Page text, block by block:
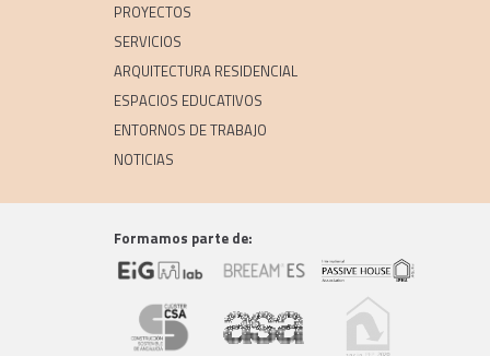
PROYECTOS
SERVICIOS
ARQUITECTURA RESIDENCIAL
ESPACIOS EDUCATIVOS
ENTORNOS DE TRABAJO
NOTICIAS
Formamos parte de: